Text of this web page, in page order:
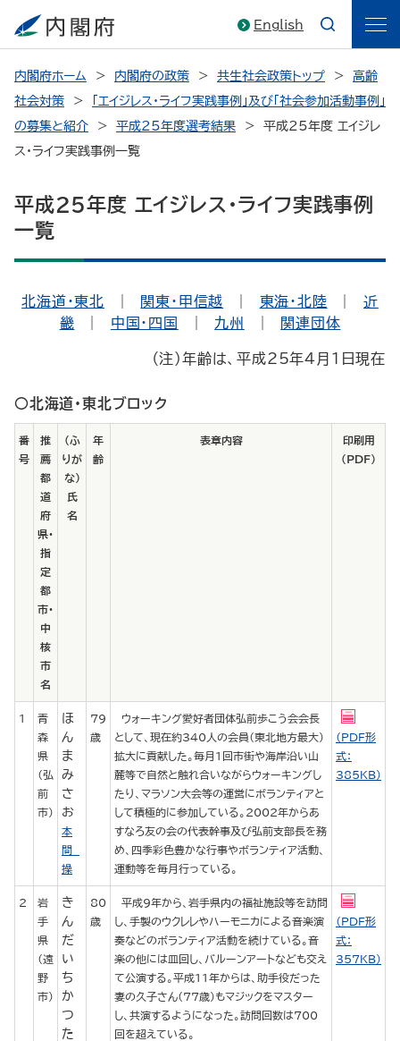
English
内閣府ホーム 内閣府の政策 共生社会政策トップ
高齢
社会対策
「エイジレス・ライフ実践事例」及び「社会参加活動事例」
の募集と紹介
平成25年度選考結果
平成25年度 エイジレ
ス・ライフ実践事例一覧
平成25年度 エイジレス・ライフ実践事例
一覧
北海道・東北 関東・甲信越 東海・北陸 ｜近
畿
中国・四国 九州 関連団体
（注）年齢は、平成25年4月1日現在
○北海道・東北ブロック
番
号
推
薦
都
道
府
県・
指
定
都
市・
中
核
市
名
（ふ
りが
な）
氏
名
年
齢
表章内容
印刷用
（PDF）
1
青
森
県
（弘
前
市）
ほ
ん
ま
み
さ
お
本
間
操
79
歳
ウォーキング愛好者団体弘前歩こう会会長
として、現在約340人の会員（東北地方最大）
拡大に貢献した。毎月1回市街や海岸沿い山
麓等で自然と触れ合いながらウォーキングし
たり、マラソン大会等の運営にボランティアと
して積極的に参加している。2002年からあ
すなろ友の会の代表幹事及び弘前支部長を務
め、四季彩色豊かな行事やボランティア活動、
運動等を毎月行っている。
（PDF形
式：
385KB）
2
岩
手
県
（遠
野
市）
き
ん
だ
い
ち
か
つ
た
80
歳
平成9年から、岩手県内の福祉施設等を訪問
し、手製のウクレレやハーモニカによる音楽演
奏などのボランティア活動を続けている。音
楽の他には皿回し、バルーンアートなども交え
て公演する。平成11年からは、助手役だった
妻の久子さん（77歳）もマジックをマスター
し、共演するようになった。訪問回数は700
回を超えている。
（PDF形
式：
357KB）